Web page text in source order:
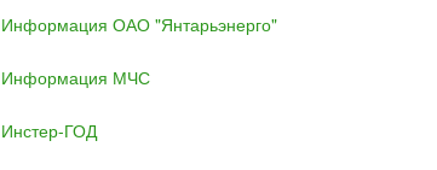
Информация ОАО "Янтарьэнерго"
Информация МЧС
Инстер-ГОД